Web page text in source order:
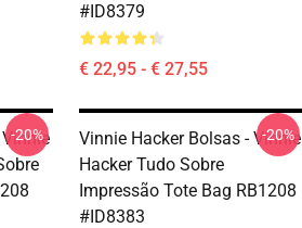
#ID8379
€ 22,95 - € 27,55
-20%
Vinnie Hacker Bolsas - Vinnie
Hacker Tudo Sobre
Impressão Tote Bag RB1208
#ID8383
-20%